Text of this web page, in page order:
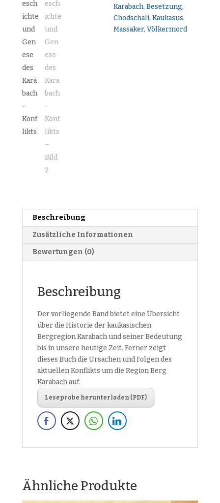
Karabach,Besetzung,
Chodschali,Kaukasus,
Massaker,Völkermord
Beschreibung
Zusätzliche Informationen
Bewertungen (0)
Beschreibung
Der vorliegende Band bietet eine Übersicht
über die Historie der kaukasischen
Bergregion Karabach und seiner Bedeutung
bis in unsere heutige Zeit. Ferner zeigt
dieses Buch die Ursachen und Folgen des
aktuellen Konflikts um die Region Berg
Karabach auf.
Leseprobe herunterladen (PDF)
Ähnliche Produkte